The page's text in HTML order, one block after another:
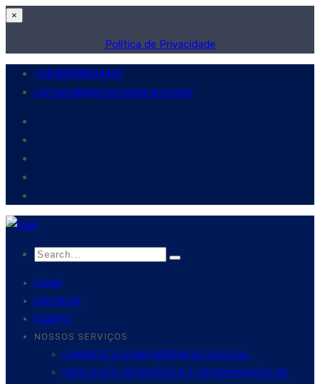
×
Política de Privacidade
+5548988504461
contato@aeinternacional.com.br
HOME
EMPRESA
EQUIPE
NOSSOS SERVIÇOS
COMBATE À CONCORRÊNCIA DESLEAL
INDICAÇÃO GEOGRÁFICA E DENOMINAÇÃO DE